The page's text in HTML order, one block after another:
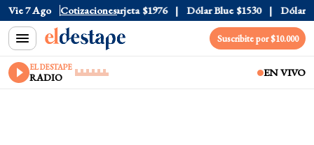
Vie 7 Ago Cotizaciones
$1520 Dólar Tarjeta $1976 Dólar Blue $1530 Dólar CCL
Suscribite por $10.000
EL DESTAPE
RADIO EN VIVO